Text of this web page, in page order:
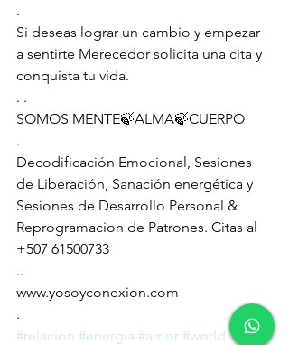
.
Si deseas lograr un cambio y empezar
a sentirte Merecedor solicita una cita y
conquista tu vida.
. .
SOMOS MENTE🍃ALMA🍃CUERPO
.
Decodificación Emocional, Sesiones
de Liberación, Sanación energética y
Sesiones de Desarrollo Personal &
Reprogramacion de Patrones. Citas al
+507 61500733
..
www.yosoyconexion.com
.
#relacion #energia #amor #world